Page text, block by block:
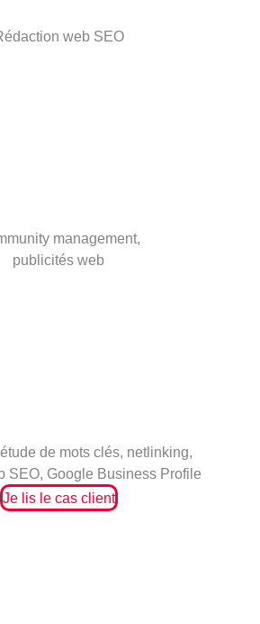
web SEO
management,
publicités web
de mots clés, netlinking,
SEO, Google Business Profile
Je lis le cas client